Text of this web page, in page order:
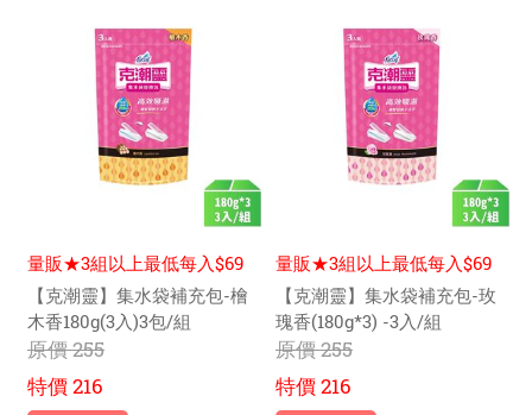
量販★3組以上最低每入$69
元【克潮靈】集水袋補充包-檜
木香180g(3入)3包/組
原價255
特價216
量販★3組以上最低每入$69
元【克潮靈】集水袋補充包-玫
瑰香(180g*3) -3入/組
原價255
特價216